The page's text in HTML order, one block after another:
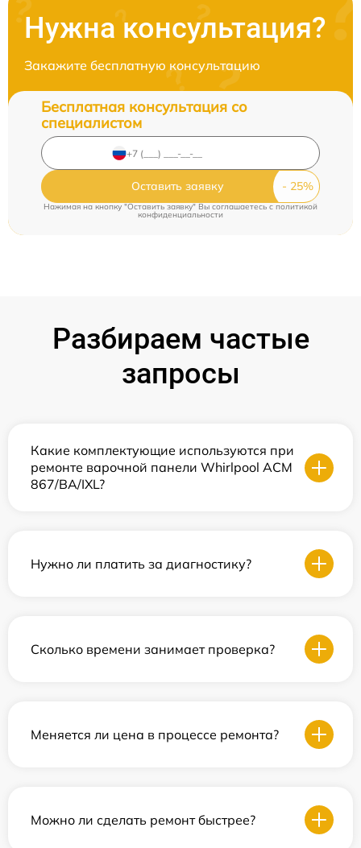
Нужна консультация?
Закажите бесплатную консультацию
Бесплатная консультация со
специалистом
Оставить заявку
Нажимая на кнопку "Оставить заявку" Вы соглашаетесь c политикой
конфиденциальности
Разбираем частые
запросы
Какие комплектующие используются при
ремонте варочной панели Whirlpool ACM
867/BA/IXL?
Нужно ли платить за диагностику?
Сколько времени занимает проверка?
Меняется ли цена в процессе ремонта?
Можно ли сделать ремонт быстрее?